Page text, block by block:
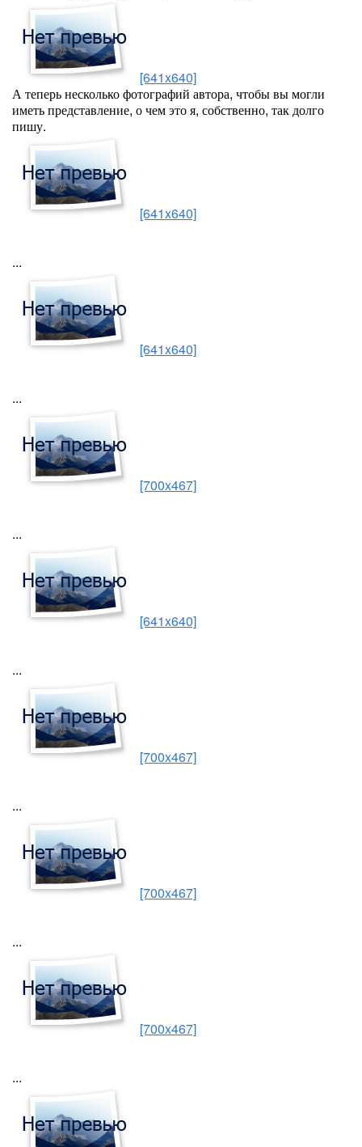
[641x640]
А теперь несколько фотографий автора, чтобы вы могли
иметь представление, о чем это я, собственно, так долго
пишу.
[641x640]
...
[641x640]
...
[700x467]
...
[641x640]
...
[700x467]
...
[700x467]
...
[700x467]
...